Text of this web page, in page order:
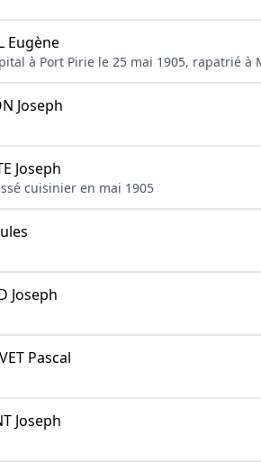
Eugène
à Port Pirie le 25 mai 1905, rapatrié
Joseph
Joseph
cuisinier en mai 1905
Joseph
Pascal
Joseph